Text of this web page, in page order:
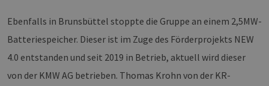
Ebenfalls in Brunsbüttel stoppte die Gruppe an einem 2,5MW-
Batteriespeicher. Dieser ist im Zuge des Förderprojekts NEW
4.0 entstanden und seit 2019 in Betrieb, aktuell wird dieser
von der KMW AG betrieben. Thomas Krohn von der KR-